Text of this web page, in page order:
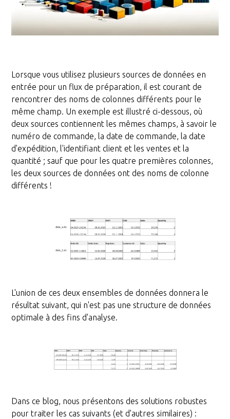
Lorsque vous utilisez plusieurs sources de données en
entrée pour un flux de préparation, il est courant de
rencontrer des noms de colonnes différents pour le
même champ. Un exemple est illustré ci-dessous, où
deux sources contiennent les mêmes champs, à savoir le
numéro de commande, la date de commande, la date
d'expédition, l'identifiant client et les ventes et la
quantité ; sauf que pour les quatre premières colonnes,
les deux sources de données ont des noms de colonne
différents !
L'union de ces deux ensembles de données donnera le
résultat suivant, qui n'est pas une structure de données
optimale à des fins d'analyse.
Dans ce blog, nous présentons des solutions robustes
pour traiter les cas suivants (et d'autres similaires) :